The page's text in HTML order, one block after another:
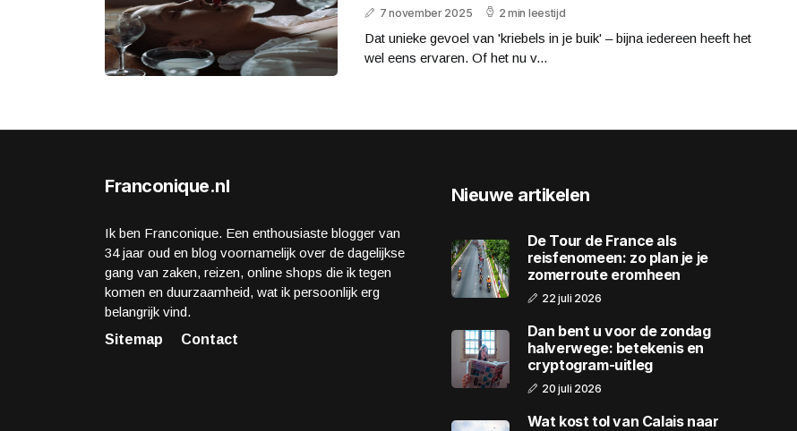
7 november 2025 2 min leestijd
Dat unieke gevoel van 'kriebels in je buik' – bijna iedereen heeft het
wel eens ervaren. Of het nu v...
Franconique.nl
Ik ben Franconique. Een enthousiaste blogger van
34 jaar oud en blog voornamelijk over de dagelijkse
gang van zaken, reizen, online shops die ik tegen
komen en duurzaamheid, wat ik persoonlijk erg
belangrijk vind.
Sitemap
Contact
Nieuwe artikelen
De Tour de France als
reisfenomeen: zo plan je je
zomerroute eromheen
22 juli 2026
Dan bent u voor de zondag
halverwege: betekenis en
cryptogram-uitleg
20 juli 2026
Wat kost tol van Calais naar